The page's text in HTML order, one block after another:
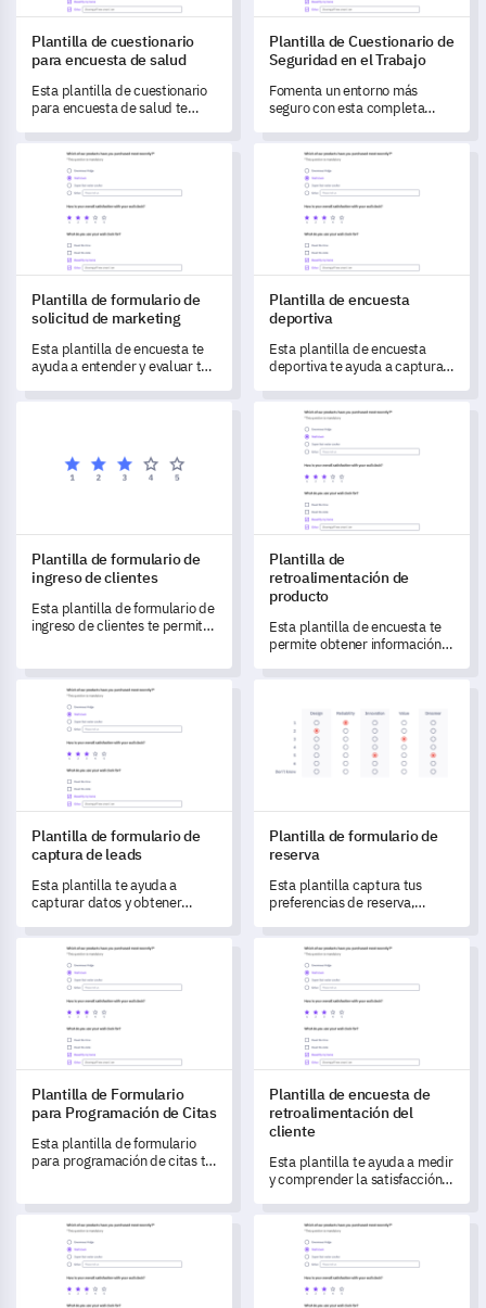
Plantilla de cuestionario
para encuesta de salud
Esta plantilla de cuestionario
para encuesta de salud te
valiosa y capturar datos sobre
las experiencias y la
satisfacción de los pacientes.
Plantilla de Cuestionario de
Seguridad en el Trabajo
Fomenta un entorno más
seguro con esta completa
Seguridad en el Trabajo.
Plantilla de formulario de solicitud de marketing
Plantilla de formulario de
solicitud de marketing
Esta plantilla de encuesta te
ayuda a entender y evaluar tus
herramientas de marketing
Plantilla de encuesta
Plantilla de encuesta
deportiva
Esta plantilla de encuesta
deportiva te ayuda a capturar
mejorar tus programas y
servicios deportivos.
Plantilla de formulario de ingreso de clientes
Plantilla de formulario de
ingreso de clientes
Esta plantilla de formulario de
ingreso de clientes te permite
servicios de manera efectiva,
mejorando la satisfacción del
cliente.
Plantilla de
Plantilla de
retroalimentación de
producto
Esta plantilla de encuesta te
permite obtener información
la experiencia y satisfacción
Plantilla de formulario de captura de leads
Plantilla de formulario de
captura de leads
Esta plantilla te ayuda a
capturar datos y obtener
comprender mejor las
necesidades y desafíos de tu
audiencia.
Plantilla de formulario de
reserva
Esta plantilla captura tus
preferencias de reserva,
especiales para ayudar a
agilizar el proceso de reserva.
Plantilla de Formulario para Programación de Citas
Plantilla de Formulario
para Programación de Citas
Esta plantilla de formulario
para programación de citas te
entender y mejorar la
experiencia del usuario en el
servicio de programación de
Plantilla de encuesta de
Plantilla de encuesta de
retroalimentación del
cliente
Esta plantilla te ayuda a medir
y comprender la satisfacción
Plantilla de encuesta de comparación de productos
Plantilla de Formulario de